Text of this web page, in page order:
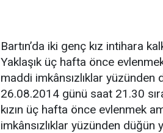
Bartın’da iki genç kız intihara
Yaklaşık üç hafta önce
maddi imkânsızlıklar yüzünden
26.08.2014 günü saat 21.30
kızın üç hafta önce evlenmek
imkânsızlıklar yüzünden düğün